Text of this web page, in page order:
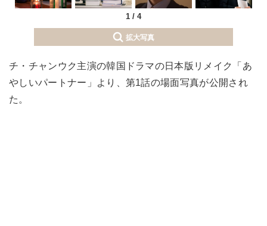
1 / 4
拡大写真
チ・チャンウク主演の韓国ドラマの日本版リメイク「あ
やしいパートナー」より、第1話の場面写真が公開され
た。